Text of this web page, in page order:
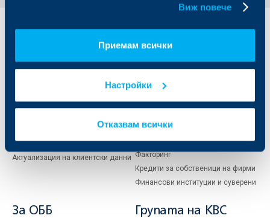
Виж повече
Приемам всички
Настройки
Отказвам всички
Кредити
Застраховки
Актуализация на клиентски данни
клиенти
Управление на парични средства
Търговско финансиране
Пазари, инвестиционно банкиране
и попечителски услуги
Факторинг
Кредити за собственици на фирми
Финансови институции и суверени
За ОББ Групата на KBC